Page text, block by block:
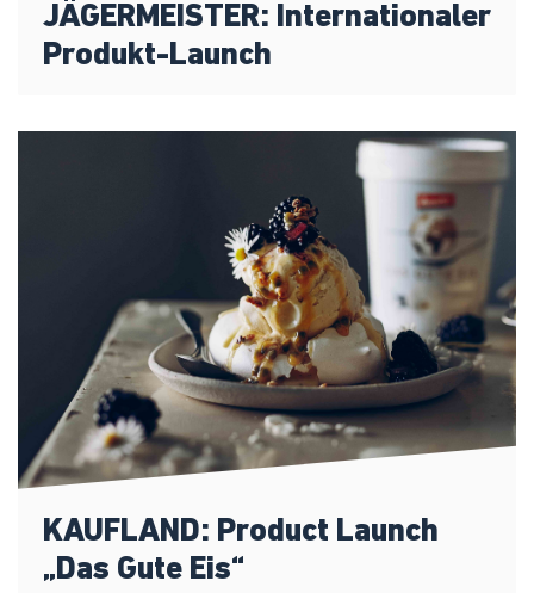
JÄGERMEISTER: Internationaler
Produkt-Launch
KAUFLAND: Product Launch
„Das Gute Eis“